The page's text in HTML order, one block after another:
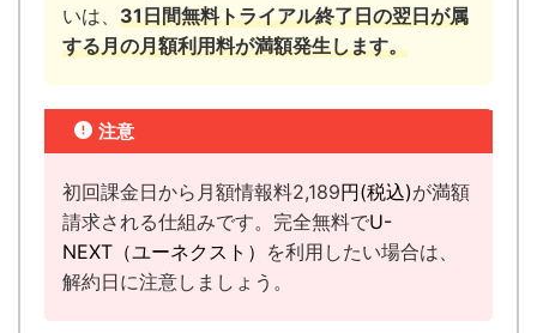
いは、 31日間無料トライアル終了日の翌日が属
する月の月額利用料が満額発生します。
注意
初回課金日から月額情報料2,189円(税込)が満額
請求される仕組みです。完全無料でU-
NEXT（ユーネクスト） を利用したい場合は、
解約日に注意しましょう。